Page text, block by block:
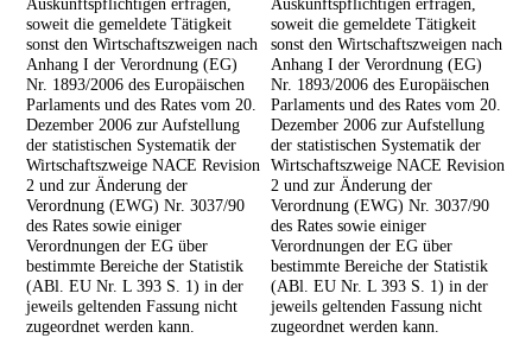
Auskunftspflichtigen erfragen,
soweit die gemeldete Tätigkeit
sonst den Wirtschaftszweigen nach
Anhang I der Verordnung (EG)
Nr. 1893/2006 des Europäischen
Parlaments und des Rates vom 20.
Dezember 2006 zur Aufstellung
der statistischen Systematik der
Wirtschaftszweige NACE Revision
2 und zur Änderung der
Verordnung (EWG) Nr. 3037/90
des Rates sowie einiger
Verordnungen der EG über
bestimmte Bereiche der Statistik
(ABl. EU Nr. L 393 S. 1) in der
jeweils geltenden Fassung nicht
zugeordnet werden kann.
Auskunftspflichtigen erfragen,
soweit die gemeldete Tätigkeit
sonst den Wirtschaftszweigen nach
Anhang I der Verordnung (EG)
Nr. 1893/2006 des Europäischen
Parlaments und des Rates vom 20.
Dezember 2006 zur Aufstellung
der statistischen Systematik der
Wirtschaftszweige NACE Revision
2 und zur Änderung der
Verordnung (EWG) Nr. 3037/90
des Rates sowie einiger
Verordnungen der EG über
bestimmte Bereiche der Statistik
(ABl. EU Nr. L 393 S. 1) in der
jeweils geltenden Fassung nicht
zugeordnet werden kann.